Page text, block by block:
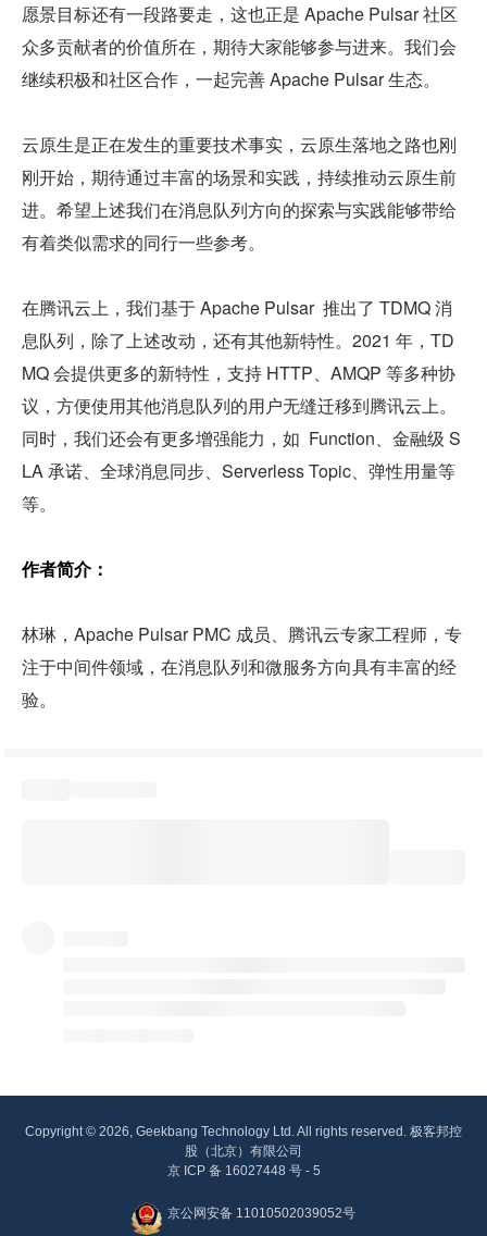
愿景目标还有一段路要走，这也正是 Apache Pulsar 社区
众多贡献者的价值所在，期待大家能够参与进来。我们会
继续积极和社区合作，一起完善 Apache Pulsar 生态。
云原生是正在发生的重要技术事实，云原生落地之路也刚
刚开始，期待通过丰富的场景和实践，持续推动云原生前
进。希望上述我们在消息队列方向的探索与实践能够带给
有着类似需求的同行一些参考。
在腾讯云上，我们基于 Apache Pulsar  推出了 TDMQ 消
息队列，除了上述改动，还有其他新特性。2021 年，TD
MQ 会提供更多的新特性，支持 HTTP、AMQP 等多种协
议，方便使用其他消息队列的用户无缝迁移到腾讯云上。
同时，我们还会有更多增强能力，如  Function、金融级 S
LA 承诺、全球消息同步、Serverless Topic、弹性用量等
等。
作者简介：
林琳，Apache Pulsar PMC 成员、腾讯云专家工程师，专
注于中间件领域，在消息队列和微服务方向具有丰富的经
验。
Copyright © 2026, Geekbang Technology Ltd. All rights reserved. 极客邦控
股（北京）有限公司
京 ICP 备 16027448 号 - 5
京公网安备 11010502039052号